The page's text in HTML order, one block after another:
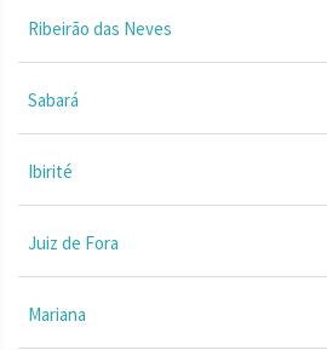
Ribeirão das Neves
Sabará
Ibirité
Juiz de Fora
Mariana